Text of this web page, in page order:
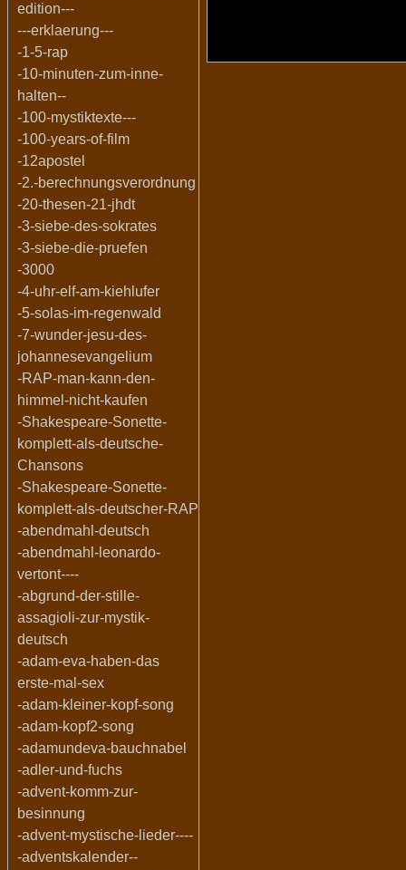
edition---
---erklaerung---
-1-5-rap
-10-minuten-zum-inne-
halten--
-100-mystiktexte---
-100-years-of-film
-12apostel
-2.-berechnungsverordnung
-20-thesen-21-jhdt
-3-siebe-des-sokrates
-3-siebe-die-pruefen
-3000
-4-uhr-elf-am-kiehlufer
-5-solas-im-regenwald
-7-wunder-jesu-des-
johannesevangelium
-RAP-man-kann-den-
himmel-nicht-kaufen
-Shakespeare-Sonette-
komplett-als-deutsche-
Chansons
-Shakespeare-Sonette-
komplett-als-deutscher-RAP
-abendmahl-deutsch
-abendmahl-leonardo-
vertont----
-abgrund-der-stille-
assagioli-zur-mystik-
deutsch
-adam-eva-haben-das
erste-mal-sex
-adam-kleiner-kopf-song
-adam-kopf2-song
-adamundeva-bauchnabel
-adler-und-fuchs
-advent-komm-zur-
besinnung
-advent-mystische-lieder----
-adventskalender--